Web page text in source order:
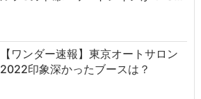
【ワンダー速報】東京オートサロン
2022印象深かったブースは？